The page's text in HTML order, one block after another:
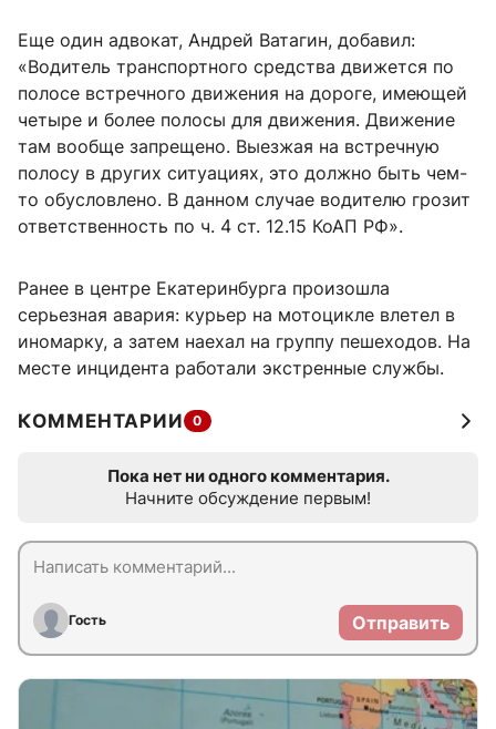
Еще один адвокат, Андрей Ватагин, добавил:
«Водитель транспортного средства движется по
полосе встречного движения на дороге, имеющей
четыре и более полосы для движения. Движение
там вообще запрещено. Выезжая на встречную
полосу в других ситуациях, это должно быть чем-
то обусловлено. В данном случае водителю грозит
ответственность по ч. 4 ст. 12.15 КоАП РФ».
Ранее в центре Екатеринбурга произошла
серьезная авария: курьер на мотоцикле влетел в
иномарку, а затем наехал на группу пешеходов. На
месте инцидента работали экстренные службы.
КОММЕНТАРИИ 0
Пока нет ни одного комментария.
Начните обсуждение первым!
Гость Отправить